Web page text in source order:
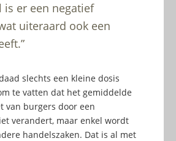
is er een negatief
uiteraard ook een
slechts een kleine dosis
te vatten dat het gemiddelde
van burgers door een
verandert, maar enkel wordt
handelszaken. Dat is al met